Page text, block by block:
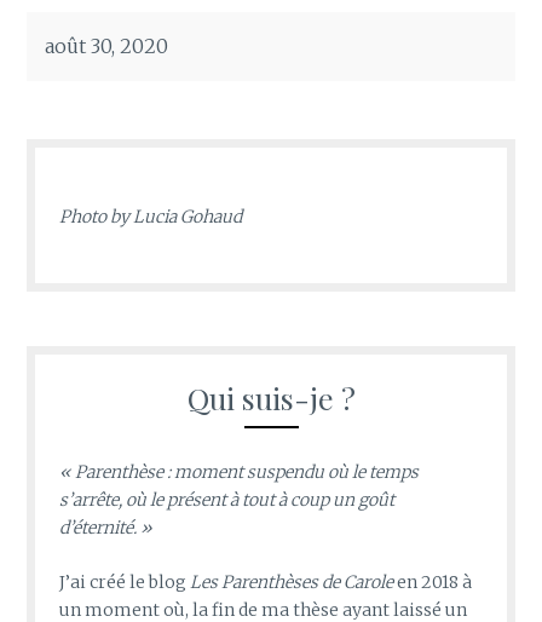
août 30, 2020
Photo byLucia Gohaud
Qui suis-je ?
« Parenthèse : moment suspendu où le temps
s’arrête, où le présent à tout à coup un goût
d’éternité. »
J’ai créé le blogLes Parenthèses de Caroleen 2018 à
un moment où, la fin de ma thèse ayant laissé un